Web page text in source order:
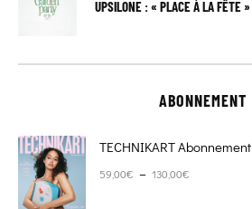
UPSILONE : « PLACE À LA FÊTE »
ABONNEMENT
TECHNIKART Abonnement
59,00€ – 130,00€